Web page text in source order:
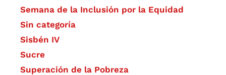
Semana de la Inclusión por la Equidad
Sin categoría
Sisbén IV
Sucre
Superación de la Pobreza